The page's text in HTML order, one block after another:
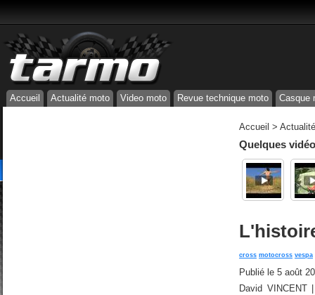
Accueil Actualité moto Video moto Revue technique moto Casque
Accueil >
Quelques
cross motocross vespa
Publié le 5 août
David VINCENT